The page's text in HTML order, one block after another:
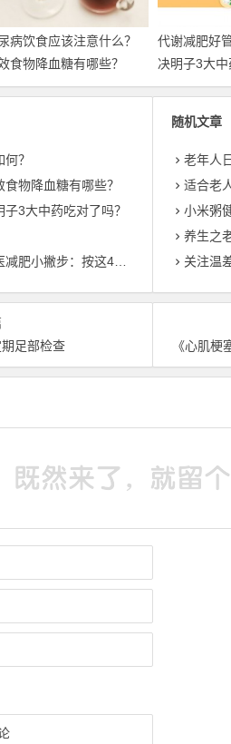
病饮食应该注意什么？
食物降血糖有哪些？
代谢减肥好
决明子3大中
？
物降血糖有哪些？
3大中药吃对了吗？
步：按这4个耳朵穴位
随机文章
老年人
适合老
小米粥
养生之
关注温
足部检查
《心肌